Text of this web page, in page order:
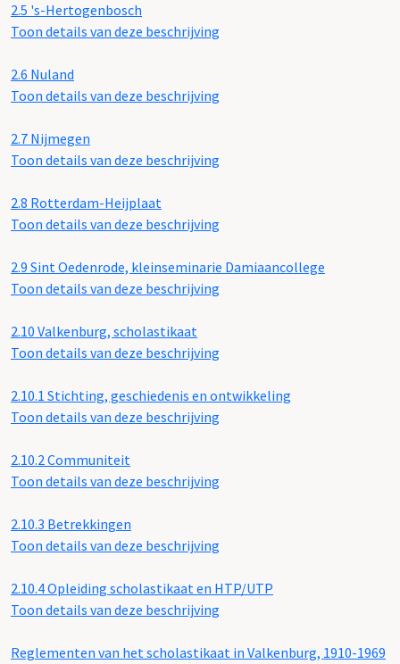
2.5 's-Hertogenbosch
Toon details van deze beschrijving
2.6 Nuland
Toon details van deze beschrijving
2.7 Nijmegen
Toon details van deze beschrijving
2.8 Rotterdam-Heijplaat
Toon details van deze beschrijving
2.9 Sint Oedenrode, kleinseminarie Damiaancollege
Toon details van deze beschrijving
2.10 Valkenburg, scholastikaat
Toon details van deze beschrijving
2.10.1 Stichting, geschiedenis en ontwikkeling
Toon details van deze beschrijving
2.10.2Communiteit
Toon details van deze beschrijving
2.10.3 Betrekkingen
Toon details van deze beschrijving
2.10.4Opleiding scholastikaat en HTP/UTP
Toon details van deze beschrijving
Reglementen van het scholastikaat in Valkenburg, 1910-1969